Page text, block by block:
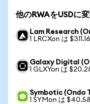
他のRWAをUSDに
Lam Research
1 LRCXon は
Galaxy Digital
1 GLXYon は
Symbotic (Ondo
1 SYMon は